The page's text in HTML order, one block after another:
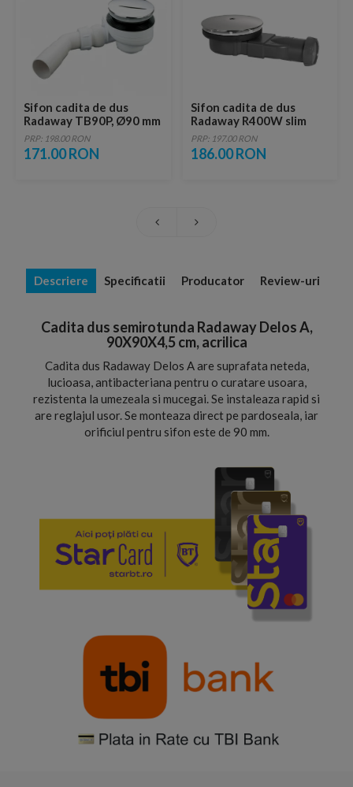
Sifon cadita de dus
Radaway TB90P, Ø90 mm
PRP: 198.00 RON
171.00 RON
Sifon cadita de dus
Radaway R400W slim
PRP: 197.00 RON
186.00 RON
Descriere Specificatii Producator Review-uri
Cadita dus semirotunda Radaway Delos A,
90X90X4,5 cm, acrilica
Cadita dus Radaway Delos A are suprafata neteda,
lucioasa, antibacteriana pentru o curatare usoara,
rezistenta la umezeala si mucegai. Se instaleaza rapid si
are reglajul usor. Se monteaza direct pe pardoseala, iar
orificiul pentru sifon este de 90 mm.